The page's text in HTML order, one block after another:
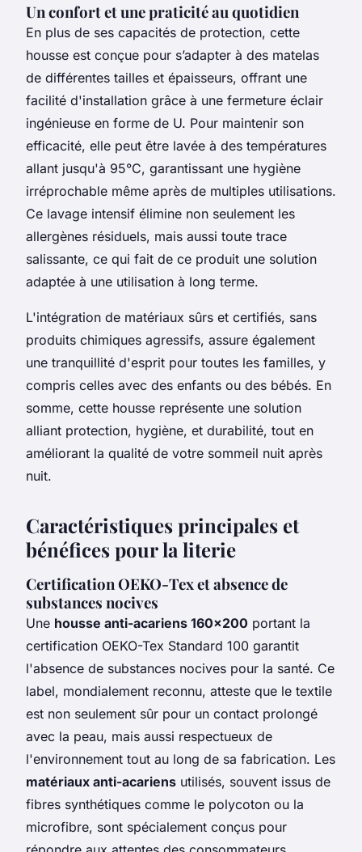
Un confort et une praticité au quotidien
En plus de ses capacités de protection, cette
housse est conçue pour s’adapter à des matelas
de différentes tailles et épaisseurs, offrant une
facilité d'installation grâce à une fermeture éclair
ingénieuse en forme de U. Pour maintenir son
efficacité, elle peut être lavée à des températures
allant jusqu'à 95°C, garantissant une hygiène
irréprochable même après de multiples utilisations.
Ce lavage intensif élimine non seulement les
allergènes résiduels, mais aussi toute trace
salissante, ce qui fait de ce produit une solution
adaptée à une utilisation à long terme.
L'intégration de matériaux sûrs et certifiés, sans
produits chimiques agressifs, assure également
une tranquillité d'esprit pour toutes les familles, y
compris celles avec des enfants ou des bébés. En
somme, cette housse représente une solution
alliant protection, hygiène, et durabilité, tout en
améliorant la qualité de votre sommeil nuit après
nuit.
Caractéristiques principales et
bénéfices pour la literie
Certification OEKO-Tex et absence de
substances nocives
Une housse anti-acariens 160x200 portant la
certification OEKO-Tex Standard 100 garantit
l'absence de substances nocives pour la santé. Ce
label, mondialement reconnu, atteste que le textile
est non seulement sûr pour un contact prolongé
avec la peau, mais aussi respectueux de
l'environnement tout au long de sa fabrication. Les
matériaux anti-acariens utilisés, souvent issus de
fibres synthétiques comme le polycoton ou la
microfibre, sont spécialement conçus pour